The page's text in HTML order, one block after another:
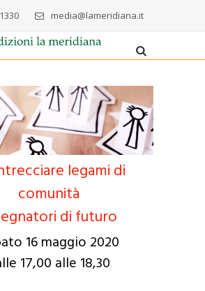
media@lameridiana.it
legami di
comunità
di futuro
16 maggio 2020
17,00 alle 18,30